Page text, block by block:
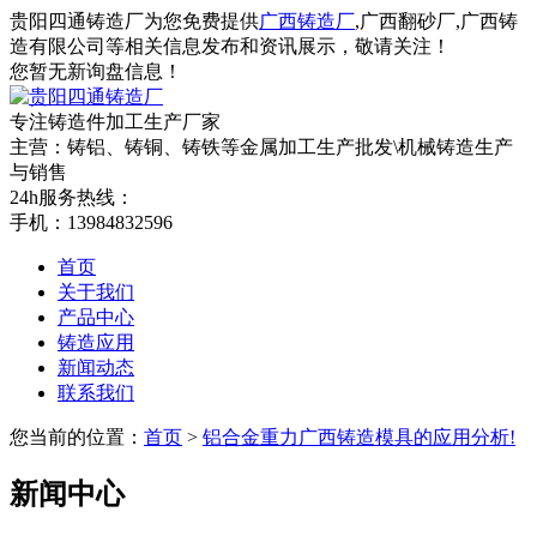
贵阳四通铸造厂为您免费提供广西铸造厂,广西翻砂厂,广西铸
造有限公司等相关信息发布和资讯展示，敬请关注！
您暂无新询盘信息！
专注铸造件加工生产厂家
主营：铸铝、铸铜、铸铁等金属加工生产批发\机械铸造生产
与销售
24h服务热线：
手机：13984832596
首页
关于我们
产品中心
铸造应用
新闻动态
联系我们
您当前的位置： 首页 > 铝合金重力广西铸造模具的应用分析!
新闻中心